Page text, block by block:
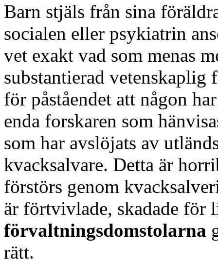
Barn stjäls från sina
socialen eller psykiatrin
vet exakt vad som menas
substantierad
för påståendet att någon
enda forskaren som
som har avslöjats av
kvacksalvare. Detta är
förstörs genom
är förtvivlade, skadade för
förvaltningsdomstolarna
rätt.